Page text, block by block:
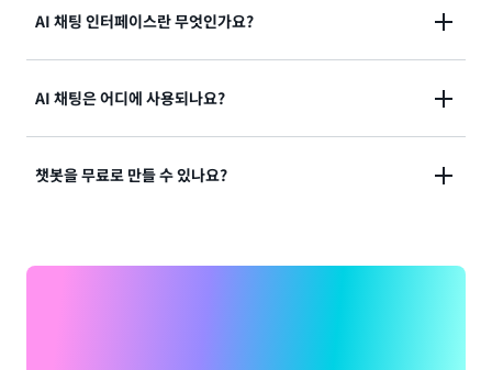
를 사용하면 애플리케이션의 AI 챗봇이나 AI 채팅 인터
페이스를 구축할 수 있습니다. Amazon Lex는 AI 채팅
개발을 빠르게 시작하고 가속화할 수 있는 구축, 테스트,
배포 도구를 제공합니다.
AI 채팅 인터페이스란 무엇인가요?
반 자연어 채팅을 통해 애플리케이션과 상호 작용할 수
있습니다. 예를 들어 항공편 예약 애플리케이션이 있는
예약, 변경 요청 등을 요청할 수 있습니다. 이를 통해 사
AI 채팅은 어디에 사용되나요?
용을 지원하는 모든 방식으로 사용할 수 있으며. 셀프 서
AI 채팅 기능을 대화형 음성 응답(IVR)으로 통합할 수도
챗봇을 무료로 만들 수 있나요?